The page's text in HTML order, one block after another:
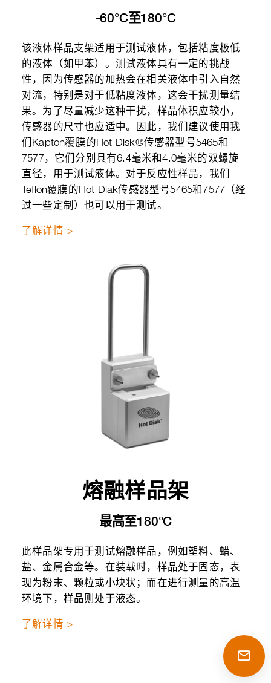
-60°C至180°C
该液体样品支架适用于测试液体，包括粘度极低
的液体（如甲苯）。测试液体具有一定的挑战
性，因为传感器的加热会在相关液体中引入自然
对流，特别是对于低粘度液体，这会干扰测量结
果。为了尽量减少这种干扰，样品体积应较小，
传感器的尺寸也应适中。因此，我们建议使用我
们Kapton覆膜的Hot Disk®传感器型号5465和
7577，它们分别具有6.4毫米和4.0毫米的双螺旋
直径，用于测试液体。对于反应性样品，我们
Teflon覆膜的Hot Diak传感器型号5465和7577（经
过一些定制）也可以用于测试。
了解详情 >
熔融样品架
最高至180°C
此样品架专用于测试熔融样品，例如塑料、蜡、
盐、金属合金等。在装载时，样品处于固态，表
现为粉末、颗粒或小块状；而在进行测量的高温
环境下，样品则处于液态。
了解详情 >